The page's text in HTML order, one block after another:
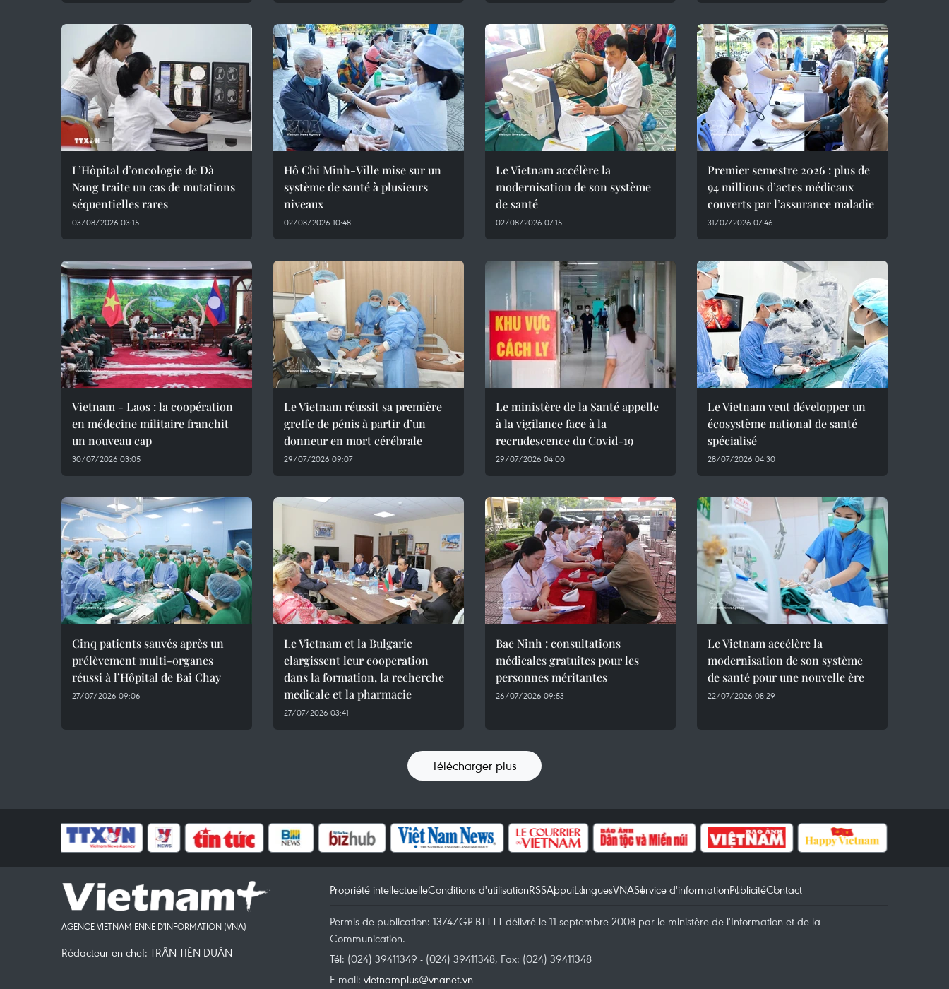
L’Hôpital d’oncologie de Dà
Nang traite un cas de mutations
séquentielles rares
03/08/2026 03:15
Hô Chi Minh-Ville mise sur un
système de santé à plusieurs
niveaux
02/08/2026 10:48
Le Vietnam accélère la
modernisation de son système
de santé
02/08/2026 07:15
Premier semestre 2026 : plus de
94 millions d’actes médicaux
couverts par l’assurance maladie
31/07/2026 07:46
Vietnam - Laos : la coopération
en médecine militaire franchit
un nouveau cap
30/07/2026 03:05
Le Vietnam réussit sa première
greffe de pénis à partir d’un
donneur en mort cérébrale
29/07/2026 09:07
Le ministère de la Santé appelle
à la vigilance face à la
recrudescence du Covid-19
29/07/2026 04:00
Le Vietnam veut développer un
écosystème national de santé
spécialisé
28/07/2026 04:30
Cinq patients sauvés après un
prélèvement multi-organes
réussi à l’Hôpital de Bai Chay
27/07/2026 09:06
Le Vietnam et la Bulgarie
elargissent leur cooperation
dans la formation, la recherche
medicale et la pharmacie
27/07/2026 03:41
Bac Ninh : consultations
médicales gratuites pour les
personnes méritantes
26/07/2026 09:53
Le Vietnam accélère la
modernisation de son système
de santé pour une nouvelle ère
22/07/2026 08:29
Télécharger plus
AGENCE VIETNAMIENNE D'INFORMATION (VNA)
Rédacteur en chef: TRÂN TIÊN DUÂN
Propriété intellectuelleConditions d'utilisationRSSAppuiLanguesVNAService d'informationPublicitéContact
Permis de publication: 1374/GP-BTTTT délivré le 11 septembre 2008 par le ministère de l'Information et de la
Communication.
Tél: (024) 39411349 - (024) 39411348, Fax: (024) 39411348
E-mail: vietnamplus@vnanet.vn